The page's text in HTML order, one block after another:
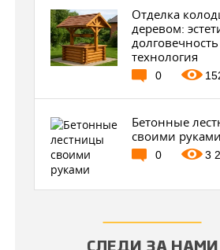
Отделка
деревом:
технология
0
Бетонные
своими руками
0 3
СЛЕДИ ЗА НАМИ